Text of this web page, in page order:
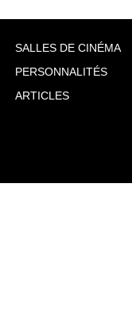
SALLES DE CINÉMA
PERSONNALITÉS
ARTICLES